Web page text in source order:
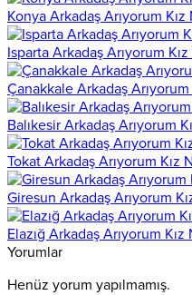
Konya Arkadaş Arıyorum Kız
Isparta Arkadaş Arıyorum Kız
Çanakkale Arkadaş Arıyorum
Balıkesir Arkadaş Arıyorum
Tokat Arkadaş Arıyorum Kız
Giresun Arkadaş Arıyorum
Elazığ Arkadaş Arıyorum Kız
Yorumlar
Henüz yorum yapılmamış.